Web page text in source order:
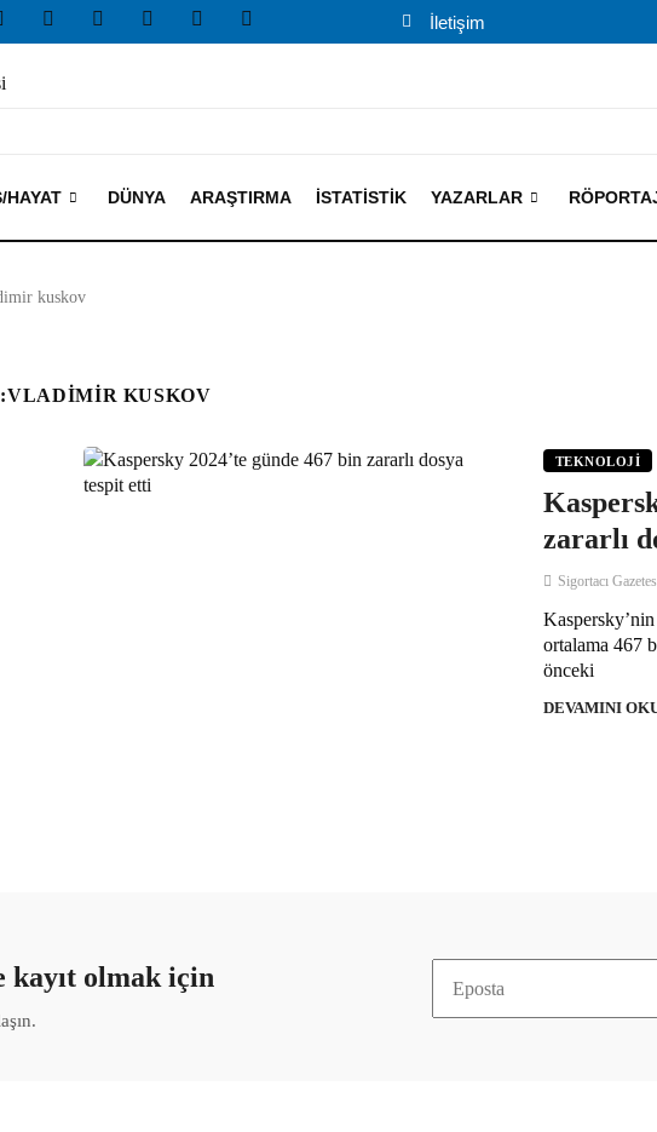
İletişim
HAYAT DÜNYA ARAŞTIRMA İSTATISTIK YAZARLAR
kuskov
KUSKOV
TEKNOLOJI
zararlı
Sigortacı
ortalama 467
önceki
DEVAMINI
kayıt olmak için